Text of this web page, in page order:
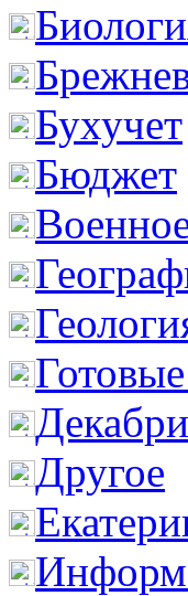
Бухучет
Бюджет
Другое